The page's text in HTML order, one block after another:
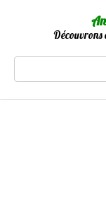
Découvrons